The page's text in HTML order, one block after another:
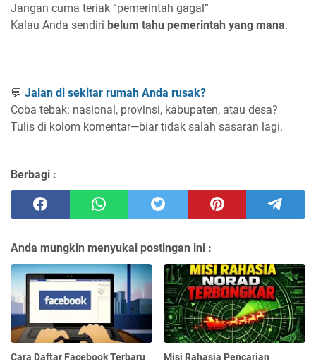
Jangan cuma teriak “pemerintah gagal”
Kalau Anda sendiri belum tahu pemerintah yang mana.
💬 Jalan di sekitar rumah Anda rusak?
Coba tebak: nasional, provinsi, kabupaten, atau desa?
Tulis di kolom komentar—biar tidak salah sasaran lagi.
Berbagi :
Anda mungkin menyukai postingan ini :
Cara Daftar Facebook Terbaru
Misi Rahasia Pencarian